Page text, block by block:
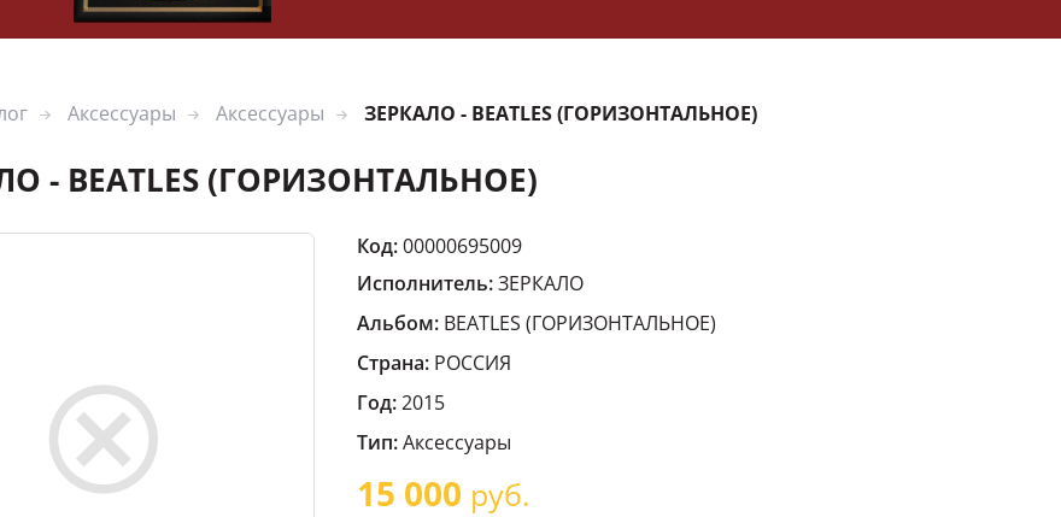
Аксессуары Аксессуары ЗЕРКАЛО - BEATLES (ГОРИЗОНТАЛЬНОЕ)
- BEATLES (ГОРИЗОНТАЛЬНОЕ)
Код:00000695009
Исполнитель:ЗЕРКАЛО
Альбом: BEATLES (ГОРИЗОНТАЛЬНОЕ)
Страна: РОССИЯ
Год:2015
Тип:Аксессуары
15 000 руб.